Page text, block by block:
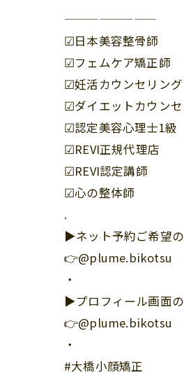
————————
☑︎日本美容整骨師
☑︎フェムケア矯正師
☑︎妊活カウンセリング
☑︎ダイエットカウン
☑︎認定美容心理士1級
☑︎REVI正規代理店
☑︎REVI認定講師
☑︎心の整体師
.
▶︎ネット予約ご希望
👉@plume.bikotsu
・
▶︎プロフィール画面
👉@plume.bikotsu
・
#大橋小顔矯正